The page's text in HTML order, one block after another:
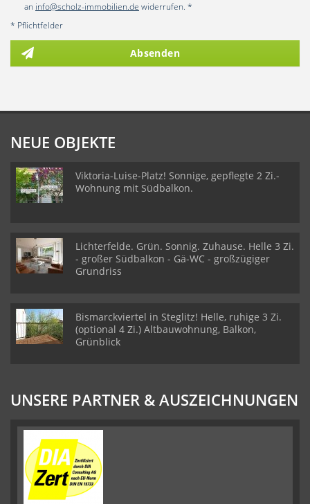
an info@scholz-immobilien.de widerrufen. *
* Pflichtfelder
Absenden
NEUE OBJEKTE
Viktoria-Luise-Platz! Sonnige, gepflegte 2 Zi.-
Wohnung mit Südbalkon.
Lichterfelde. Grün. Sonnig. Zuhause. Helle 3 Zi.
- großer Südbalkon - Gä-WC - großzügiger
Grundriss
Bismarckviertel in Steglitz! Helle, ruhige 3 Zi.
(optional 4 Zi.) Altbauwohnung, Balkon,
Grünblick
UNSERE PARTNER & AUSZEICHNUNGEN